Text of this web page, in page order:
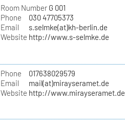
Room NumberG 001
Phone
030 47705373
Email
s.selmke(at)kh-berlin.de
Website http://www.s-selmke.de
Phone
017638029579
Email
mail(at)mirayseramet.de
Website http://www.mirayseramet.de